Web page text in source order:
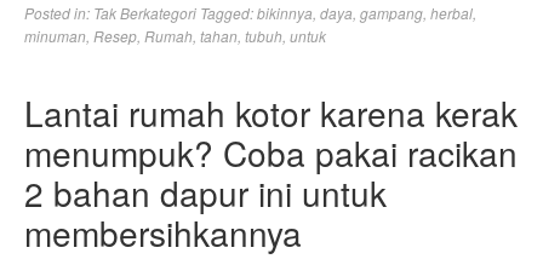
Posted in: Tak Berkategori Tagged:bikinnya daya gampang herbal
minuman Resep Rumah tahan tubuh untuk
Lantai rumah kotor karena kerak
menumpuk? Coba pakai racikan
2 bahan dapur ini untuk
membersihkannya